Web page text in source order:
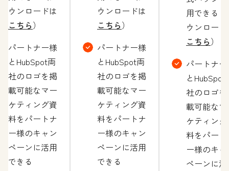
ウンロードは
こちら）
パートナー様
とHubSpot両
社のロゴを掲
載可能なマー
ケティング資
料をパートナ
ー様のキャン
ペーンに活用
できる
ウンロードは
こちら）
パートナー様
とHubSpot両
社のロゴを掲
載可能なマー
ケティング資
料をパートナ
ー様のキャン
ペーンに活用
できる
用できる
ウンロー
こちら）
パートナ
とHubSpot
社のロゴ
載可能な
ケティン
料をパー
ー様のキ
ペーンに